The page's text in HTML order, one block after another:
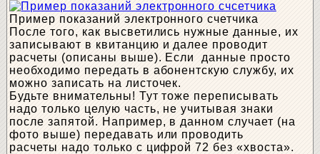
Пример показаний электронного счетчика
После того, как высветились нужные данные, их
записывают в квитанцию и далее проводит
расчеты (описаны выше). Если данные просто
необходимо передать в абонентскую службу, их
можно записать на листочек.
Будьте внимательны! Тут тоже переписывать
надо только целую часть, не учитывая знаки
после запятой. Например, в данном случает (на
фото выше) передавать или проводить
расчеты надо только с цифрой 72 без «хвоста».